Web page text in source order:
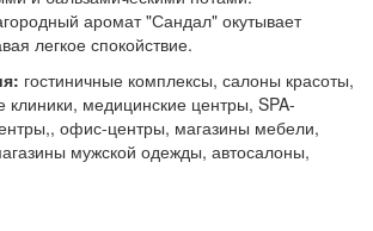
аромат "Сандал" окутывает
легкое спокойствие.
гостиничные комплексы, салоны красоты,
клиники, медицинские центры, SPA-
офис-центры, магазины мебели,
мужской одежды, автосалоны,